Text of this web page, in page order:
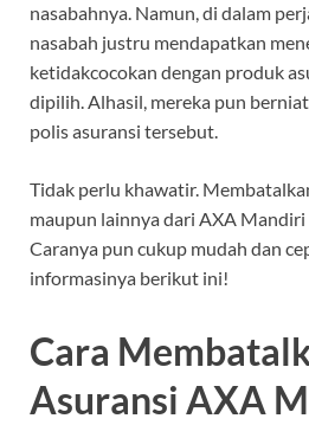
nasabahnya. Namun, di dalam
nasabah justru mendapatkan
ketidakcocokan dengan produk
dipilih. Alhasil, mereka pun
polis asuransi tersebut.
Tidak perlu khawatir.
maupun lainnya dari AXA Mandiri
Caranya pun cukup mudah dan
informasinya berikut ini!
Cara
Asuransi AXA